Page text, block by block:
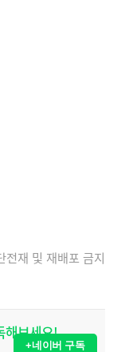
재 및 재배포 금지
해보세요!
+네이버 구독